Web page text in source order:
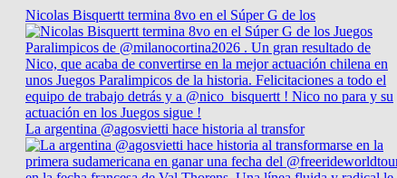
Nicolas Bisquertt termina 8vo en el Súper G de los
La argentina @agosvietti hace historia al transfor